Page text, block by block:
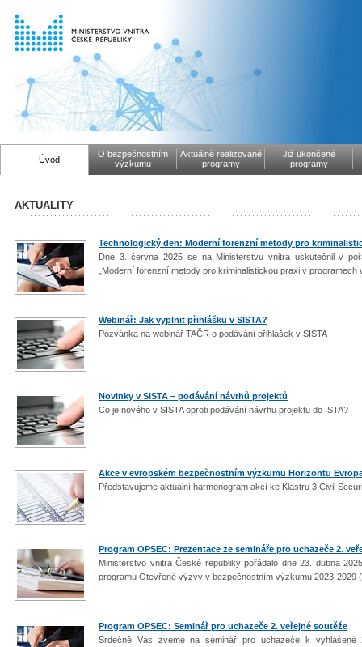
Úvod
O bezpečnostním
výzkumu
Aktuálně realizované
programy
Již ukončené
programy
AKTUALITY
Technologický den: Moderní forenzní metody pro
Dne 3. června 2025 se na Ministerstvu vnitra uskutečnil v
„Moderní forenzní metody pro kriminalistickou praxi v
Webinář: Jak vyplnit přihlášku v SISTA?
Pozvánka na webinář TAČR o podávání přihlášek v SISTA
Novinky v SISTA – podávání návrhů projektů
Co je nového v SISTA oproti podávání návrhu projektu do ISTA?
Akce v evropském bezpečnostním výzkumu Horizontu
Představujeme aktuální harmonogram akcí ke Klastru 3 Civil
Program OPSEC: Prezentace ze semináře pro uchazeče 2.
Ministerstvo vnitra České republiky pořádalo dne 23. dubna
programu Otevřené výzvy v bezpečnostním výzkumu 2023-2029
Program OPSEC: Seminář pro uchazeče 2. veřejné soutěže
Srdečně Vás zveme na seminář pro uchazeče k